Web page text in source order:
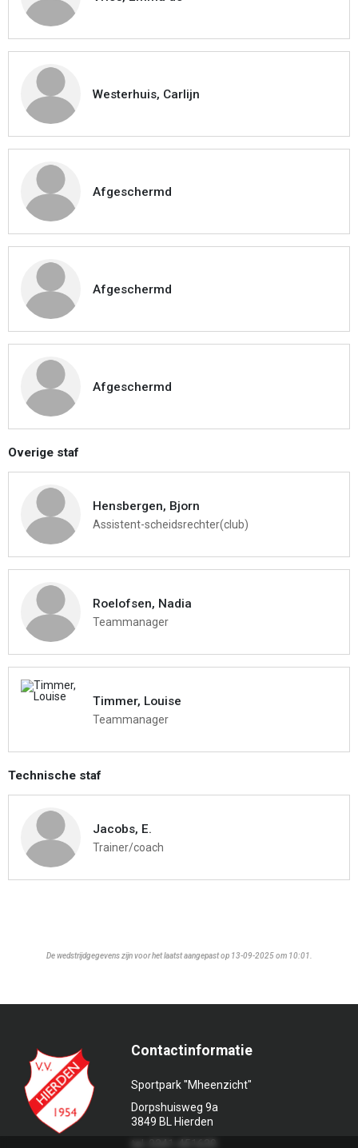
Westerhuis, Carlijn
Afgeschermd
Afgeschermd
Afgeschermd
Overige staf
Hensbergen, Bjorn
Assistent-scheidsrechter(club)
Roelofsen, Nadia
Teammanager
Timmer, Louise
Teammanager
Technische staf
Jacobs, E.
Trainer/coach
De wedstrijdgegevens zijn voor het laatst aangepast op 13-09-2025 om 10:01.
Contactinformatie
Sportpark "Mheenzicht"
Dorpshuisweg 9a
3849 BL Hierden